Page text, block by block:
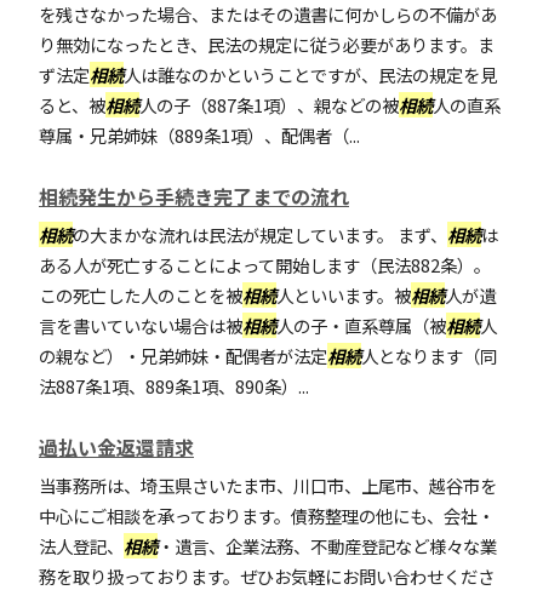
を残さなかった場合、またはその遺書に何かしらの不備があ
り無効になったとき、民法の規定に従う必要があります。ま
ず法定相続人は誰なのかということですが、民法の規定を見
ると、被相続人の子（887条1項）、親などの被相続人の直系
尊属・兄弟姉妹（889条1項）、配偶者（...
相続発生から手続き完了までの流れ
相続の大まかな流れは民法が規定しています。 まず、 相続は
ある人が死亡することによって開始します（民法882条）。
この死亡した人のことを被相続人といいます。被相続人が遺
言を書いていない場合は被相続人の子・直系尊属（被相続人
の親など）・兄弟姉妹・配偶者が法定相続人となります（同
法887条1項、889条1項、890条）...
過払い金返還請求
当事務所は、埼玉県さいたま市、川口市、上尾市、越谷市を
中心にご相談を承っております。債務整理の他にも、会社・
法人登記、 相続・遺言、企業法務、不動産登記など様々な業
務を取り扱っております。ぜひお気軽にお問い合わせくださ